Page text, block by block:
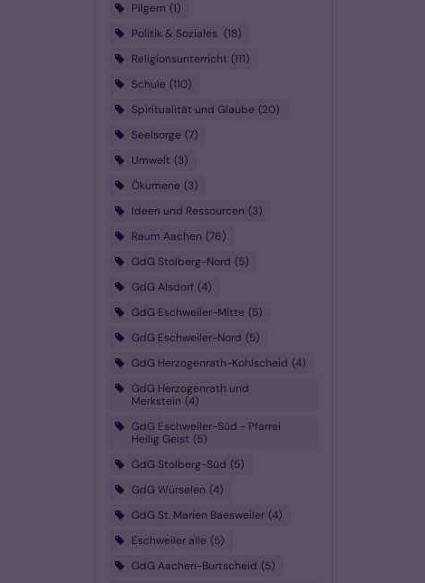
Pilgern 1
Politik & Soziales
18
Religionsunterricht 111
Schule 110
Spiritualität und Glaube 20
Seelsorge 7
Umwelt 3
Ökumene 3
Ideen und Ressourcen 3
Raum Aachen 76
GdG Stolberg-Nord 5
GdG Alsdorf 4
GdG Eschweiler-Mitte 5
GdG Eschweiler-Nord 5
GdG Herzogenrath-Kohlscheid 4
GdG Herzogenrath und
Merkstein 4
GdG Eschweiler-Süd - Pfarrei
Heilig Geist 5
GdG Stolberg-Süd 5
GdG Würselen 4
GdG St. Marien Baesweiler 4
Eschweiler alle 5
GdG Aachen-Burtscheid 5